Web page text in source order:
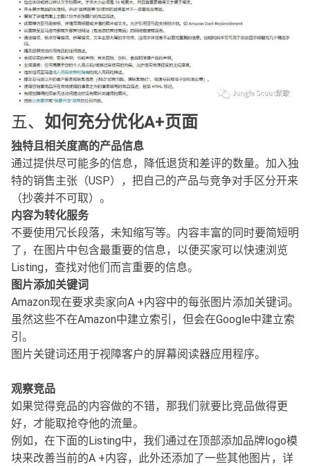
五、 如何充分优化A+页面
独特且相关度高的产品信息
通过提供尽可能多的信息，降低退货和差评的数量。加入独
特的销售主张（USP），把自己的产品与竞争对手区分开来
（抄袭并不可取）。
内容为转化服务
不要使用冗长段落，未知缩写等。内容丰富的同时要简短明
了，在图片中包含最重要的信息，以便买家可以快速浏览
Listing，查找对他们而言重要的信息。
图片添加关键词
Amazon现在要求卖家向A +内容中的每张图片添加关键词。
虽然这些不在Amazon中建立索引，但会在Google中建立索
引。
图片关键词还用于视障客户的屏幕阅读器应用程序。
观察竞品
如果觉得竞品的内容做的不错，那我们就要比竞品做得更
好，才能取抢夺他的流量。
例如，在下面的Listing中，我们通过在顶部添加品牌logo模
块来改善当前的A +内容，此外还添加了一些其他图片，详